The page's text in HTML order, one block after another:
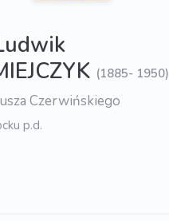
(1885- 1950)
Czerwińskiego
p.d.